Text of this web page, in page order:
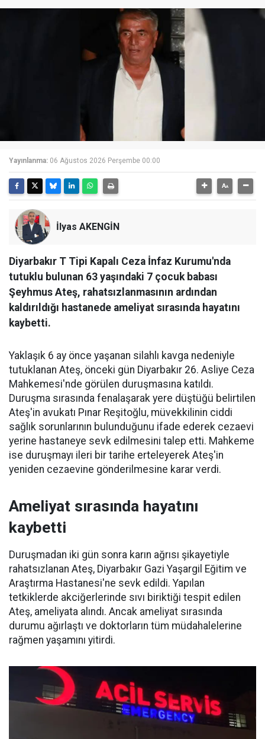
Yayınlanma: 06 Ağustos 2026 Perşembe 00:00
İlyas AKENGİN
Diyarbakır T Tipi Kapalı Ceza İnfaz Kurumu'nda
tutuklu bulunan 63 yaşındaki 7 çocuk babası
Şeyhmus Ateş, rahatsızlanmasının ardından
kaldırıldığı hastanede ameliyat sırasında hayatını
kaybetti.
Yaklaşık 6 ay önce yaşanan silahlı kavga nedeniyle
tutuklanan Ateş, önceki gün Diyarbakır 26. Asliye Ceza
Mahkemesi'nde görülen duruşmasına katıldı.
Duruşma sırasında fenalaşarak yere düştüğü belirtilen
Ateş'in avukatı Pınar Reşitoğlu, müvekkilinin ciddi
sağlık sorunlarının bulunduğunu ifade ederek cezaevi
yerine hastaneye sevk edilmesini talep etti. Mahkeme
ise duruşmayı ileri bir tarihe erteleyerek Ateş'in
yeniden cezaevine gönderilmesine karar verdi.
Ameliyat sırasında hayatını
kaybetti
Duruşmadan iki gün sonra karın ağrısı şikayetiyle
rahatsızlanan Ateş, Diyarbakır Gazi Yaşargil Eğitim ve
Araştırma Hastanesi'ne sevk edildi. Yapılan
tetkiklerde akciğerlerinde sıvı biriktiği tespit edilen
Ateş, ameliyata alındı. Ancak ameliyat sırasında
durumu ağırlaştı ve doktorların tüm müdahalelerine
rağmen yaşamını yitirdi.